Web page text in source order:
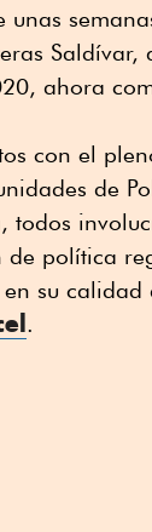
unas
Saldívar,
ahora
con el
de
todos
de política
su calidad
.